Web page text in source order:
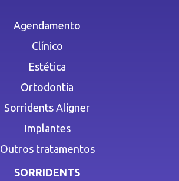
Agendamento
Clínico
Estética
Ortodontia
Sorridents Aligner
Implantes
Outros tratamentos
SORRIDENTS